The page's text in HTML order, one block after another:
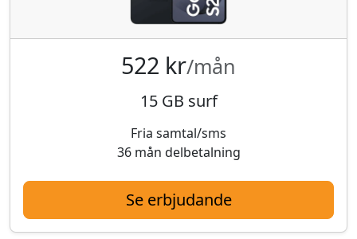
522 kr/mån
15 GB surf
Fria samtal/sms
36 mån delbetalning
Se erbjudande